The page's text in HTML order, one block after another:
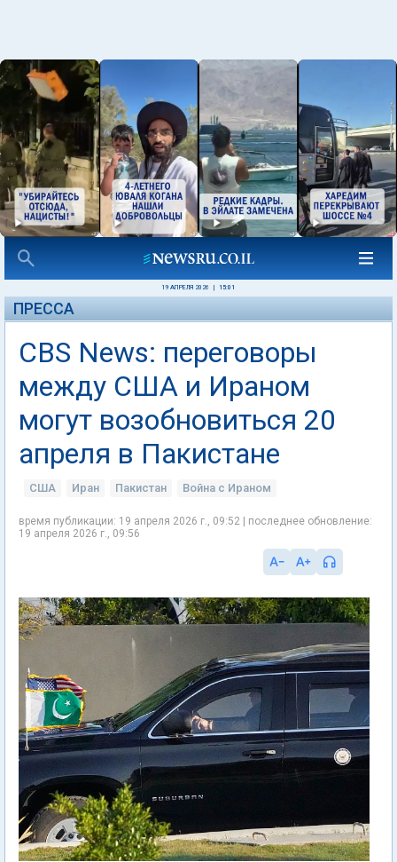
19 АПРЕЛЯ 2026 15:01
ПРЕССА
CBS News: переговоры
между США и Ираном
могут возобновиться 20
апреля в Пакистане
США Иран Пакистан Война с Ираном
время публикации: 19 апреля 2026 г., 09:52 | последнее обновление:
19 апреля 2026 г., 09:56